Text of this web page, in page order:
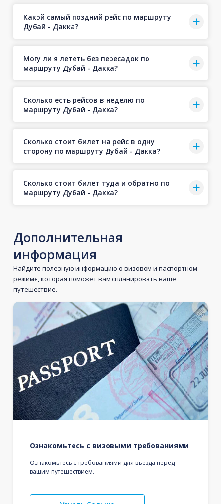
Какой самый поздний рейс по маршруту
Дубай - Дакка?
Могу ли я лететь без пересадок по
маршруту Дубай - Дакка?
Сколько есть рейсов в неделю по
маршруту Дубай - Дакка?
Сколько стоит билет на рейс в одну
сторону по маршруту Дубай - Дакка?
Сколько стоит билет туда и обратно по
маршруту Дубай - Дакка?
Дополнительная
информация
Найдите полезную информацию о визовом и паспортном
режиме, которая поможет вам спланировать ваше
путешествие.
Ознакомьтесь с визовыми требованиями
Ознакомьтесь с требованиями для въезда перед
вашим путешествием.